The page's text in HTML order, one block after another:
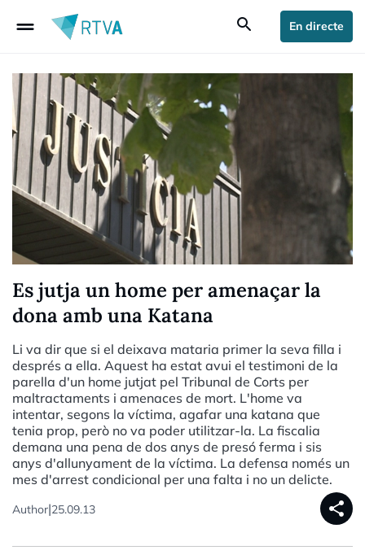
drag_handle search En directe
Es jutja un home per amenaçar la
dona amb una Katana
Li va dir que si el deixava mataria primer la seva filla i
després a ella. Aquest ha estat avui el testimoni de la
parella d'un home jutjat pel Tribunal de Corts per
maltractaments i amenaces de mort. L'home va
intentar, segons la víctima, agafar una katana que
tenia prop, però no va poder utilitzar-la. La fiscalia
demana una pena de dos anys de presó ferma i sis
anys d'allunyament de la víctima. La defensa només un
mes d'arrest condicional per una falta i no un delicte.
Author|25.09.13 share